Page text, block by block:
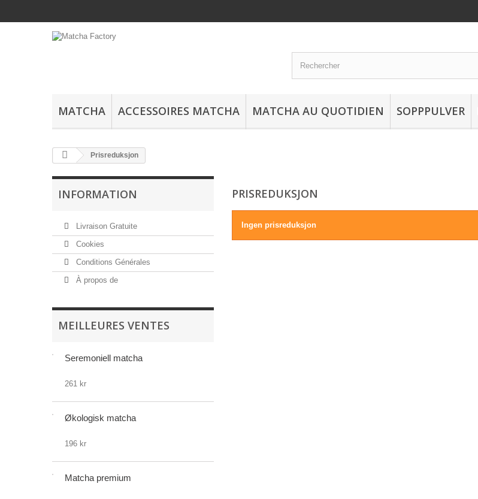
MATCHA ACCESSOIRES MATCHA MATCHA AU QUOTIDIEN SOPPPULVER
Prisreduksjon
INFORMATION
Livraison Gratuite
Cookies
Conditions Générales
À propos de
MEILLEURES VENTES
Seremoniell matcha
261 kr
Økologisk matcha
196 kr
Matcha premium
PRISREDUKSJON
Ingen prisreduksjon